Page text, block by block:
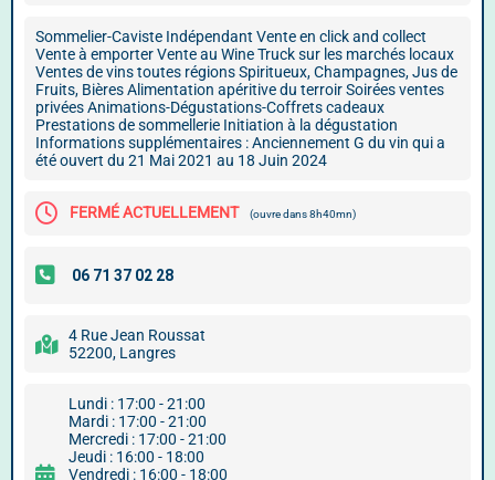
Sommelier-Caviste Indépendant Vente en click and collect
Vente à emporter Vente au Wine Truck sur les marchés locaux
Ventes de vins toutes régions Spiritueux, Champagnes, Jus de
Fruits, Bières Alimentation apéritive du terroir Soirées ventes
privées Animations-Dégustations-Coffrets cadeaux
Prestations de sommellerie Initiation à la dégustation
Informations supplémentaires : Anciennement G du vin qui a
été ouvert du 21 Mai 2021 au 18 Juin 2024
FERMÉ ACTUELLEMENT (ouvre dans 8h40mn)
4 Rue Jean Roussat
52200, Langres
Lundi : 17:00 - 21:00
Mardi : 17:00 - 21:00
Mercredi : 17:00 - 21:00
Jeudi : 16:00 - 18:00
Vendredi : 16:00 - 18:00